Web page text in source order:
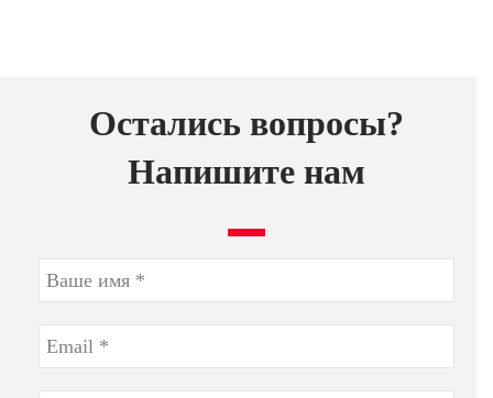
Остались вопросы?
Напишите нам